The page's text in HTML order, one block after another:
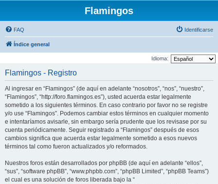
Flamingos
FAQ Identificarse
Índice general
Idioma:
Flamingos - Registro
Al ingresar en “Flamingos” (de aquí en adelante “nosotros”, “nos”, “nuestro”,
“Flamingos”, “http://foro.flamingos.es”), usted acuerda estar legalmente
sometido a los siguientes términos. En caso contrario por favor no se registre
y/o use “Flamingos”. Podemos cambiar estos términos en cualquier momento
e intentaríamos avisarle, sin embargo sería prudente que los revisase por su
cuenta periódicamente. Seguir registrado a “Flamingos” después de esos
cambios significa que acuerda estar legalmente sometido a esos nuevos
términos tal como fueron actualizados y/o reformados.
Nuestros foros están desarrollados por phpBB (de aquí en adelante “ellos”,
“sus”, “software phpBB”, “www.phpbb.com”, “phpBB Limited”, “phpBB Teams”)
el cual es una solución de foros liberada bajo la “